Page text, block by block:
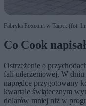
Fabryka Foxconn w Taipei. (fot.
Co Cook napisał
Ostrzeżenie o
fali uderzeniowej. W
naprędce przygotowany
kwartale świątecznym
dolarów mniej niż w